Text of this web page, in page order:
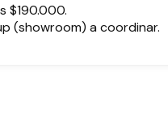
$190.000.
(showroom) a coordinar.